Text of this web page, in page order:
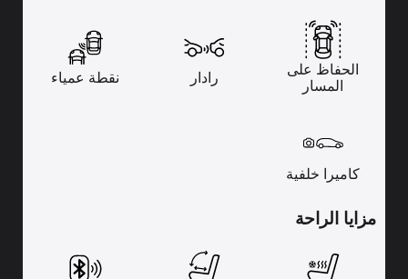
الحفاظ على
المسار
رادار نقطة عمياء
كاميرا خلفية
مزايا الراحة